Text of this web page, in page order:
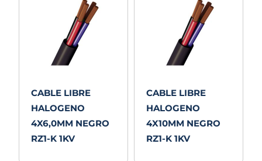
CABLE LIBRE
HALOGENO
4X6,0MM NEGRO
RZ1-K 1KV
CABLE LIBRE
HALOGENO
4X10MM NEGRO
RZ1-K 1KV